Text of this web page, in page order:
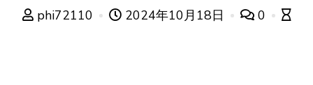
phi72110 2024年10月18日 0